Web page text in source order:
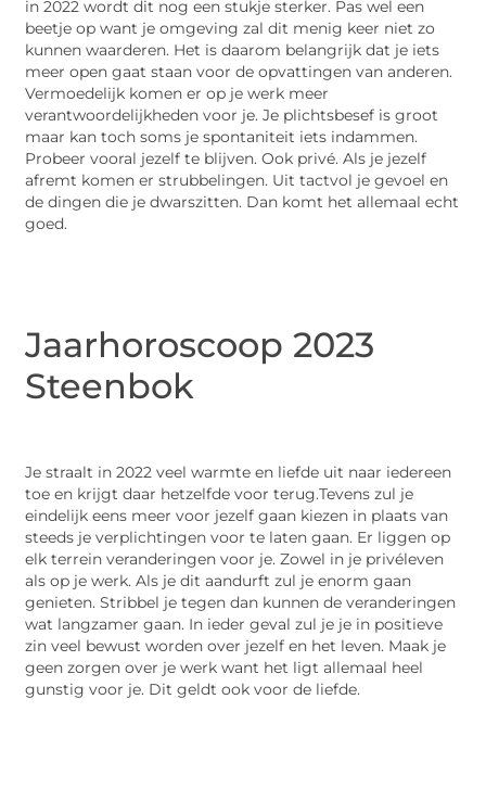
in 2022 wordt dit nog een stukje sterker. Pas wel een
beetje op want je omgeving zal dit menig keer niet zo
kunnen waarderen. Het is daarom belangrijk dat je iets
meer open gaat staan voor de opvattingen van anderen.
Vermoedelijk komen er op je werk meer
verantwoordelijkheden voor je. Je plichtsbesef is groot
maar kan toch soms je spontaniteit iets indammen.
Probeer vooral jezelf te blijven. Ook privé. Als je jezelf
afremt komen er strubbelingen. Uit tactvol je gevoel en
de dingen die je dwarszitten. Dan komt het allemaal echt
goed.
Jaarhoroscoop 2023
Steenbok
Je straalt in 2022 veel warmte en liefde uit naar iedereen
toe en krijgt daar hetzelfde voor terug.Tevens zul je
eindelijk eens meer voor jezelf gaan kiezen in plaats van
steeds je verplichtingen voor te laten gaan. Er liggen op
elk terrein veranderingen voor je. Zowel in je privéleven
als op je werk. Als je dit aandurft zul je enorm gaan
genieten. Stribbel je tegen dan kunnen de veranderingen
wat langzamer gaan. In ieder geval zul je je in positieve
zin veel bewust worden over jezelf en het leven. Maak je
geen zorgen over je werk want het ligt allemaal heel
gunstig voor je. Dit geldt ook voor de liefde.